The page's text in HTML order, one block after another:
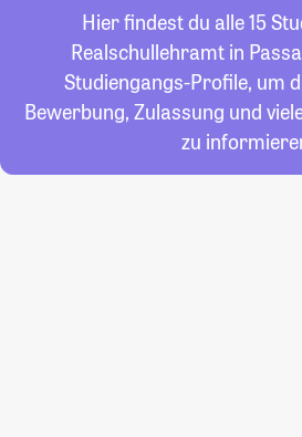
Hier findest du alle 15
Realschullehramt in
Studiengangs-Profile, um
Bewerbung, Zulassung und
zu